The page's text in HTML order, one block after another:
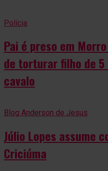
Polícia
Pai é preso em
de torturar filho de 5
cavalo
Blog Anderson de Jesus
Júlio Lopes assume
Criciúma